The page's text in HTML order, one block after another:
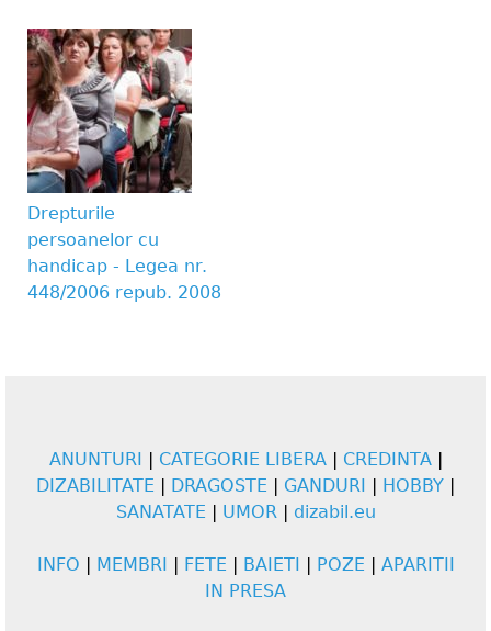
Drepturile
persoanelor cu
handicap - Legea nr.
448/2006 repub. 2008
ANUNTURI | CATEGORIE LIBERA| CREDINTA|
DIZABILITATE | DRAGOSTE | GANDURI | HOBBY |
SANATATE | UMOR | dizabil.eu
INFO | MEMBRI | FETE | BAIETI | POZE | APARITII
IN PRESA